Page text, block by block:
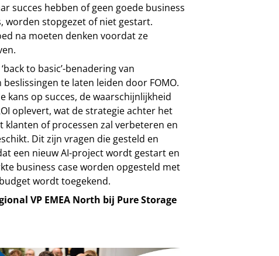
succes hebben of geen goede business
worden stopgezet of niet gestart.
na moeten denken voordat ze
to basic’-benadering van
te laten leiden door FOMO.
kans op succes, de waarschijnlijkheid
oplevert, wat de strategie achter het
of processen zal verbeteren en
Dit zijn vragen die gesteld en
een nieuw AI-project wordt gestart en
business case worden opgesteld met
wordt toegekend.
VP EMEA North bij Pure Storage